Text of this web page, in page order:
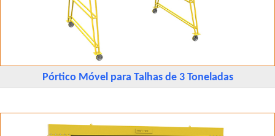
Pórtico Móvel para Talhas de 3 Toneladas